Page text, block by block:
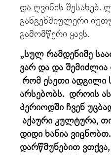
და ღვინის შესახებ.
განგენმიულერი
გამომწერი ყავს.
„სულ რამდენიმე
ვარ და და
რომ ესეთი ადგილი
არსებობს. დროის
პერიოდში ჩვენ
აქაური კულტურა,
დიდი ხანია
დარწმუნებით